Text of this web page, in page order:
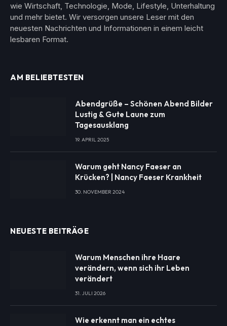
wie Wirtschaft, Technologie, Mode, Lifestyle, Unterhaltung
und mehr bietet. Wir versorgen unsere Leser mit den
neuesten Nachrichten und Informationen in einem leicht
lesbaren Format.
AM BELIEBTESTEN
Abendgrüße – Schönen Abend Bilder
Lustig & Gute Laune zum
Tagesausklang
19. APRIL 2025
Warum geht Nancy Faeser an
Krücken? | Nancy Faeser Krankheit
30. NOVEMBER 2024
NEUESTE BEITRÄGE
Warum Menschen ihre Haare
verändern, wenn sich ihr Leben
verändert
31. JULI 2026
Wie erkennt man ein echtes